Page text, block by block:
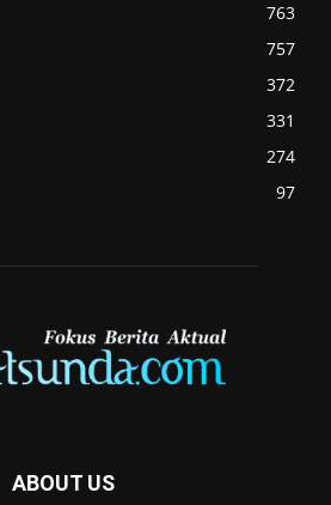
763
757
372
331
274
97
ABOUT US